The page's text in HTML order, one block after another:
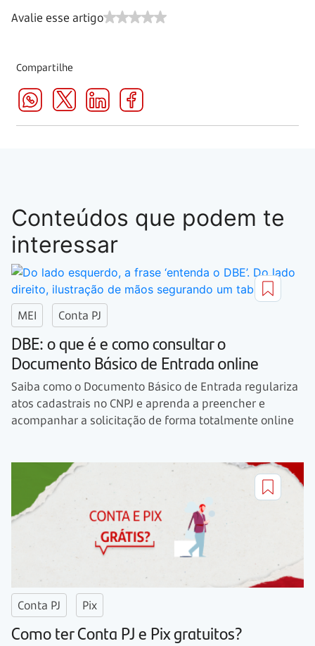
Avalie esse artigo
Compartilhe
Conteúdos que podem te
interessar
MEI Conta PJ
DBE: o que é e como consultar o
Documento Básico de Entrada online
Saiba como o Documento Básico de Entrada regulariza
atos cadastrais no CNPJ e aprenda a preencher e
acompanhar a solicitação de forma totalmente online
Conta PJ Pix
Como ter Conta PJ e Pix gratuitos?